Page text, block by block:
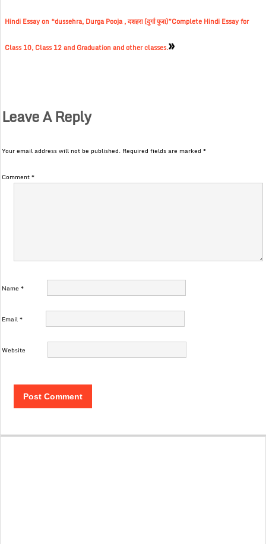
Hindi Essay on “dussehra, Durga Pooja , दशहरा (दुर्गा पुजा)”Complete Hindi Essay for
Class 10, Class 12 and Graduation and other classes.»
Leave A Reply
Your email address will not be published. Required fields are marked*
Comment*
Name*
Email*
Website